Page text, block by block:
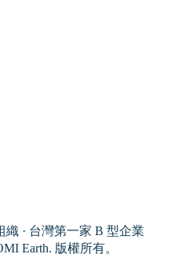
· 台灣第一家 B 型企業
Earth. 版權所有。